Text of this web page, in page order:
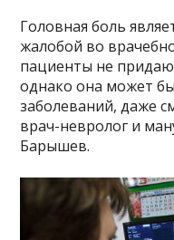
Головная боль
жалобой во
пациенты не
однако она может
заболеваний, даже
врач-невролог и
Барышев.